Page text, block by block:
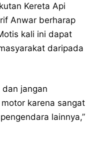
Kereta Api
Anwar berharap
kali ini dapat
daripada
dan jangan
karena sangat
lainnya,”